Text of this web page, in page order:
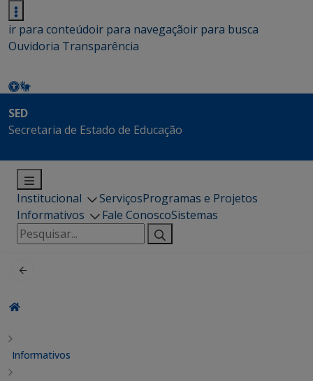
ir para conteúdoir para navegaçãoir para busca
Ouvidoria Transparência
SED
Secretaria de Estado de Educação
Institucional ServiçosProgramas e Projetos
Informativos
Fale ConoscoSistemas
Pesquisar
por:
Informativos